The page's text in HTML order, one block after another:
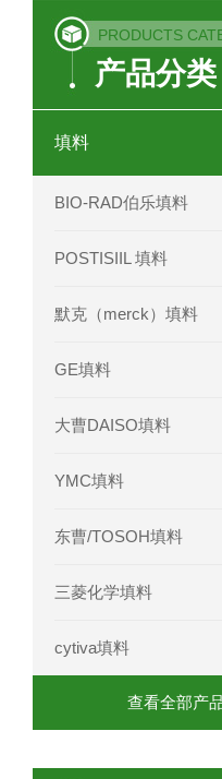
菟丝
印
PRODUCTS
产品分类
填料
BIO-RAD伯乐填料
POSTISIIL 填料
默克（merck）填料
GE填料
大曹DAISO填料
YMC填料
东曹/TOSOH填料
三菱化学填料
cytiva填料
查看全部产